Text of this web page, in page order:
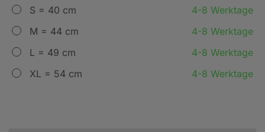
S = 40 cm
4-8 Werktage
M = 44 cm
4-8 Werktage
L = 49 cm
4-8 Werktage
XL = 54 cm
4-8 Werktage